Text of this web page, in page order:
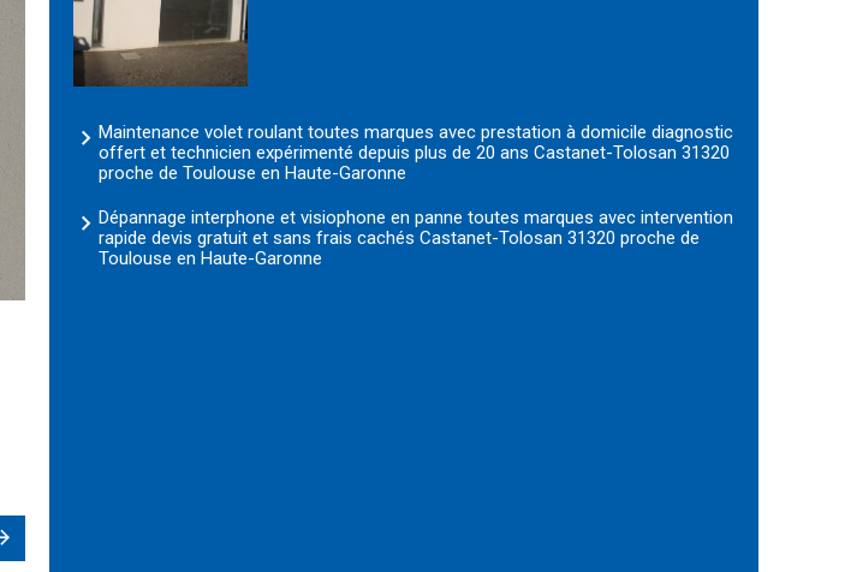
Maintenance volet roulant toutes marques avec prestation à domicile diagnostic
offert et technicien expérimenté depuis plus de 20 ans Castanet-Tolosan 31320
proche de Toulouse en Haute-Garonne
Dépannage interphone et visiophone en panne toutes marques avec intervention
rapide devis gratuit et sans frais cachés Castanet-Tolosan 31320 proche de
Toulouse en Haute-Garonne